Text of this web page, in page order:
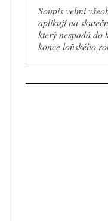
Soupis velmi
aplikují na
který nespadá do
konce loňského
h
f